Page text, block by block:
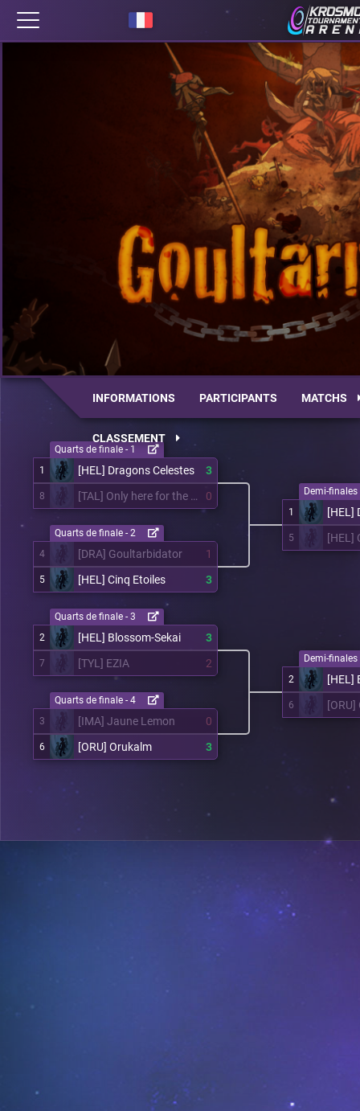
INFORMATIONS PARTICIPANTS MATCHS
CLASSEMENT
1 [HEL] Dragons Celestes 3
8 [TAL] Only here for the title 0
Quarts de finale - 1
4 [DRA] Goultarbidator 1
5 [HEL] Cinq Etoiles 3
Quarts de finale - 2
2 [HEL] Blossom-Sekai 3
7 [TYL] EZIA 2
Quarts de finale - 3
3 [IMA] Jaune Lemon 0
6 [ORU] Orukalm 3
Quarts de finale - 4
1 [HEL]
5 [HEL]
Demi-finales
2 [HEL]
6
Demi-finales